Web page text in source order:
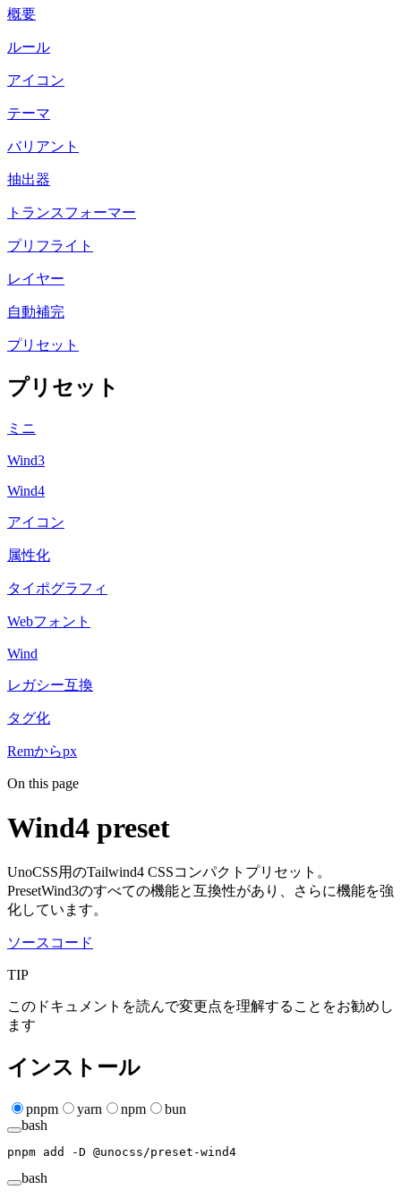
概要
ルール
アイコン
テーマ
バリアント
抽出器
トランスフォーマー
プリフライト
レイヤー
自動補完
プリセット
プリセット
ミニ
Wind3
Wind4
アイコン
属性化
タイポグラフィ
Webフォント
Wind
レガシー互換
タグ化
Remからpx
On this page
Wind4 preset
UnoCSS用のTailwind4 CSSコンパクトプリセット。
PresetWind3のすべての機能と互換性があり、さらに機能を強
化しています。
ソースコード
TIP
このドキュメントを読んで変更点を理解することをお勧めし
ます
インストール
pnpm yarn npm
bun
bash
pnpm add -D @unocss/preset-wind4
bash